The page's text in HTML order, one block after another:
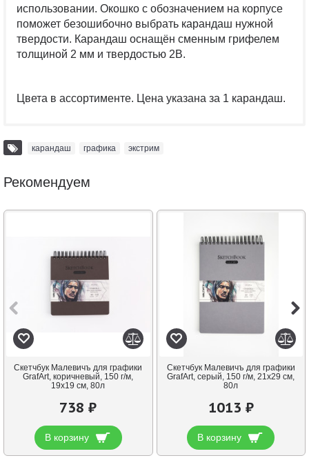
использовании. Окошко с обозначением на корпусе
поможет безошибочно выбрать карандаш нужной
твердости. Карандаш оснащён сменным грифелем
толщиной 2 мм и твердостью 2В.
Цвета в ассортименте. Цена указана за 1 карандаш.
карандаш графика экстрим
Рекомендуем
Скетчбук Малевичъ для графики
GrafArt, коричневый, 150 г/м,
19x19 см, 80л
738 ₽
В корзину
Скетчбук Малевичъ для графики
GrafArt, серый, 150 г/м, 21x29 см,
80л
1013 ₽
В корзину